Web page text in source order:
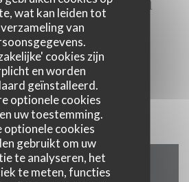
wat kan leiden tot
van
cookies zijn
en worden
geïnstalleerd.
optionele cookies
uw toestemming.
optionele cookies
gebruikt om uw
te analyseren, het
te meten, functies
1